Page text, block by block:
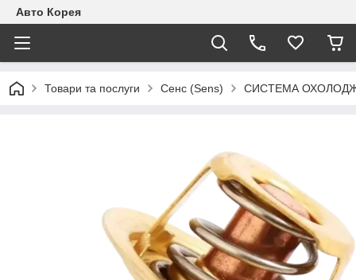
Авто Корея
Товари та послуги Сенс (Sens) СИСТЕМА